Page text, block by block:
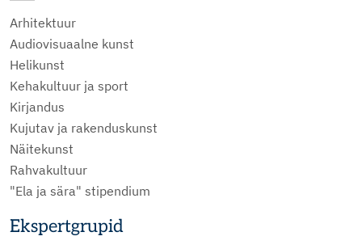
Arhitektuur
Audiovisuaalne kunst
Helikunst
Kehakultuur ja sport
Kirjandus
Kujutav ja rakenduskunst
Näitekunst
Rahvakultuur
"Ela ja sära" stipendium
Ekspertgrupid